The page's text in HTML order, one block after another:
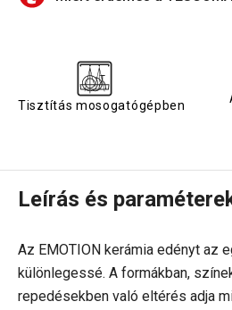
Tisztítás mosogatógépben
Leírás és
Az EMOTION kerámia edényt az
különlegessé. A formákban,
repedésekben való eltérés adja